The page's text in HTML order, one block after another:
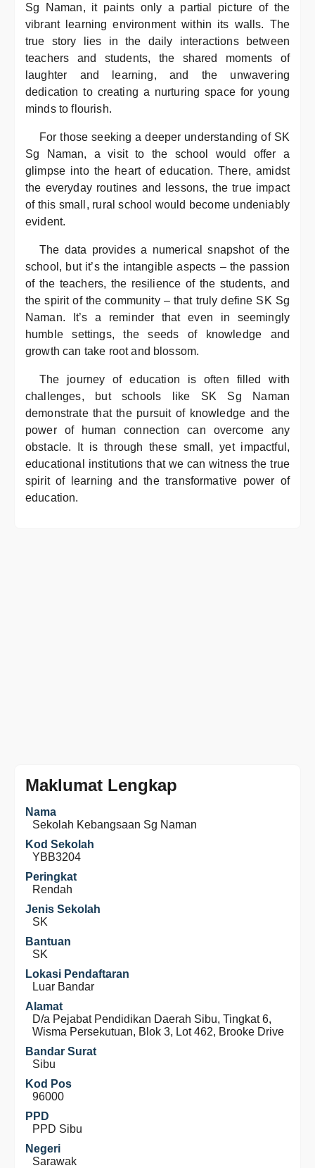
Sg Naman, it paints only a partial picture of the
vibrant learning environment within its walls. The
true story lies in the daily interactions between
teachers and students, the shared moments of
laughter and learning, and the unwavering
dedication to creating a nurturing space for young
minds to flourish.
For those seeking a deeper understanding of SK
Sg Naman, a visit to the school would offer a
glimpse into the heart of education. There, amidst
the everyday routines and lessons, the true impact
of this small, rural school would become undeniably
evident.
The data provides a numerical snapshot of the
school, but it’s the intangible aspects – the passion
of the teachers, the resilience of the students, and
the spirit of the community – that truly define SK Sg
Naman. It’s a reminder that even in seemingly
humble settings, the seeds of knowledge and
growth can take root and blossom.
The journey of education is often filled with
challenges, but schools like SK Sg Naman
demonstrate that the pursuit of knowledge and the
power of human connection can overcome any
obstacle. It is through these small, yet impactful,
educational institutions that we can witness the true
spirit of learning and the transformative power of
education.
Maklumat Lengkap
Nama
Sekolah Kebangsaan Sg Naman
Kod Sekolah
YBB3204
Peringkat
Rendah
Jenis Sekolah
SK
Bantuan
SK
Lokasi Pendaftaran
Luar Bandar
Alamat
D/a Pejabat Pendidikan Daerah Sibu, Tingkat 6,
Wisma Persekutuan, Blok 3, Lot 462, Brooke Drive
Bandar Surat
Sibu
Kod Pos
96000
PPD
PPD Sibu
Negeri
Sarawak